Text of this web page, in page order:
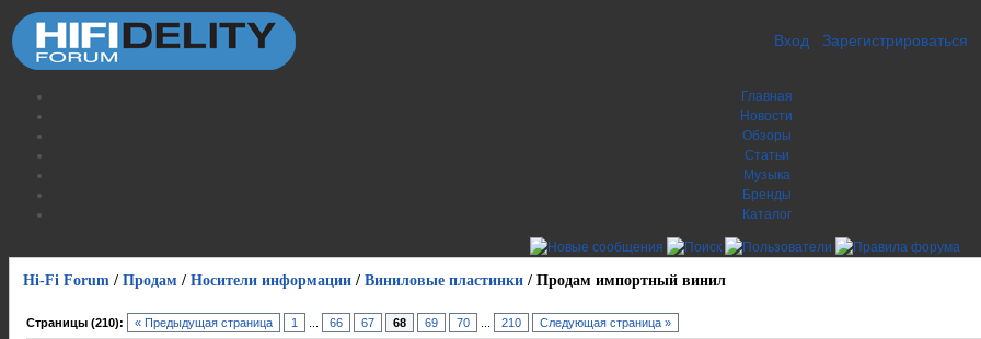
Вход Зарегистрироваться
Главная
Новости
Обзоры
Статьи
Музыка
Бренды
Каталог
Hi-Fi Forum / Продам / Носители информации / Виниловые пластинки / Продам импортный винил
Страницы (210): « Предыдущая страница 1 66 67 68 69 70 210 Следующая страница »